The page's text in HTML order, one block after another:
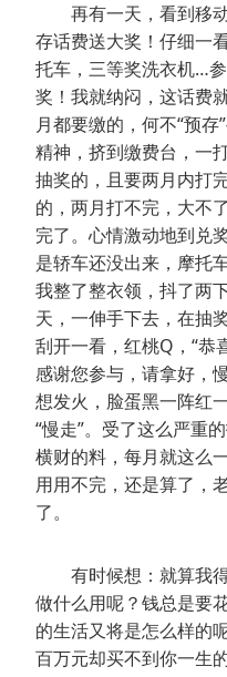
再有一天，看到移动
存话费送大奖！仔细一
托车，三等奖洗衣机…
奖！我就纳闷，这话费
月都要缴的，何不“预
精神，挤到缴费台，一
抽奖的，且要两月内打
的，两月打不完，大不
完了。心情激动地到兑
是轿车还没出来，摩托
我整了整衣领，抖了两
天，一伸手下去，在抽
刮开一看，红桃Q，“恭
感谢您参与，请拿好，
想发火，脸蛋黑一阵红
“慢走”。受了这么严重
横财的料，每月就这么
用用不完，还是算了，
了。
有时候想：就算我得
做什么用呢？钱总是要
的生活又将是怎么样的
百万元却买不到你一生的